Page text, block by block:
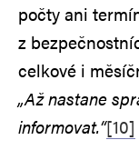
počty ani
z
celkové i
„Až nastane
informovat.“[10]